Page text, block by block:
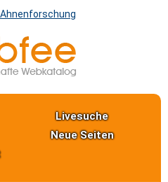
Livesuche
Neue Seiten